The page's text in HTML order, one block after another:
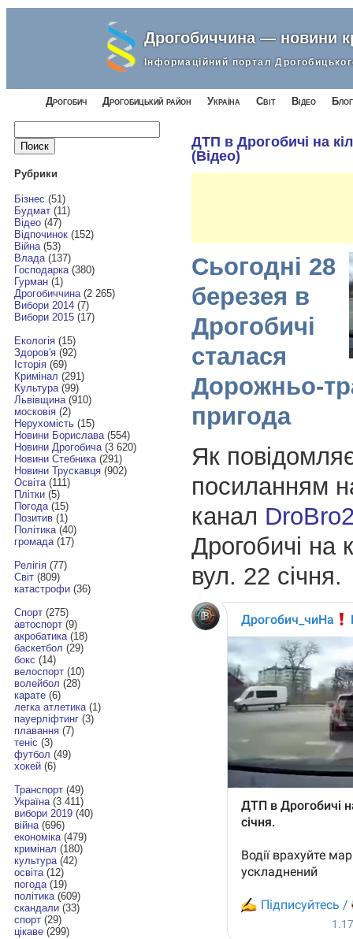
Дрогобиччина — новини
Інформаційний портал
Дрогобич Дрогобицький район Україна Світ Відео
Найти:
Рубрики
Бізнес (51)
Будмат(11)
Відео(47)
Відпочинок(152)
Війна(53)
Влада(137)
Господарка(380)
Гурман(1)
Дрогобиччина(2 265)
Вибори 2014(7)
Вибори 2015(17)
Екологія(15)
Здоров'я(92)
Історія(69)
Кримінал (291)
Культура(99)
Львівщина(910)
московія(2)
Нерухомість(15)
Новини Борислава(554)
Новини Дрогобича(3 620)
Новини Стебника(291)
Новини Трускавця(902)
Освіта(111)
Плітки(5)
Погода(15)
Позитив(1)
Політика(40)
громада(17)
Релігія(77)
Світ(809)
катастрофи(36)
Спорт(275)
автоспорт(9)
акробатика(18)
баскетбол (29)
бокс (14)
велоспорт(10)
волейбол (28)
карате(6)
легка атлетика(1)
пауерліфтинг(3)
плавання(7)
теніс (3)
футбол (49)
хокей(6)
Транспорт(49)
Україна(3 411)
вибори 2019(40)
війна(696)
економіка(479)
кримінал (180)
культура(42)
освіта(12)
погода(19)
політика(609)
скандали(33)
спорт(29)
цікаве(299)
ДТП в Дрогобичі на
(Відео)
Сьогодні 28
березея в
Дрогобичі
сталася
Дорожньо-
пригода
Як
посиланням
канал
Дрогобичі на
вул. 22 січня.